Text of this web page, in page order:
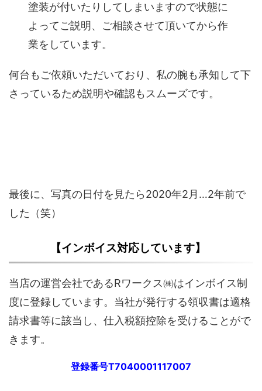
塗装が付いたりしてしまいますので状態に
よってご説明、ご相談させて頂いてから作
業をしています。
何台もご依頼いただいており、私の腕も承知して下
さっているため説明や確認もスムーズです。
最後に、写真の日付を見たら2020年2月…2年前で
した（笑）
【インボイス対応しています】
当店の運営会社であるRワークス㈱はインボイス制
度に登録しています。当社が発行する領収書は適格
請求書等に該当し、仕入税額控除を受けることがで
きます。
登録番号T7040001117007